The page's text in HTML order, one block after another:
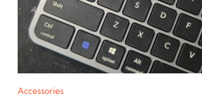
Accessories